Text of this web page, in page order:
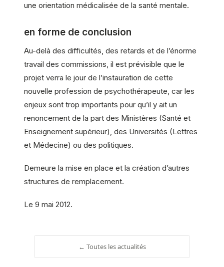
une orientation médicalisée de la santé mentale.
en forme de conclusion
Au-delà des difficultés, des retards et de l’énorme
travail des commissions, il est prévisible que le
projet verra le jour de l’instauration de cette
nouvelle profession de psychothérapeute, car les
enjeux sont trop importants pour qu’il y ait un
renoncement de la part des Ministères (Santé et
Enseignement supérieur), des Universités (Lettres
et Médecine) ou des politiques.
Demeure la mise en place et la création d’autres
structures de remplacement.
Le 9 mai 2012.
← Toutes les actualités